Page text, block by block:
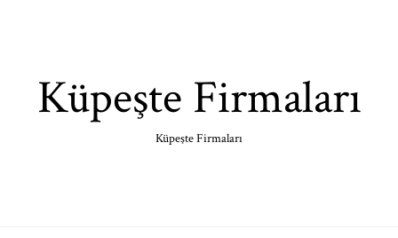
Küpeşte Firmaları
Küpeşte Firmaları